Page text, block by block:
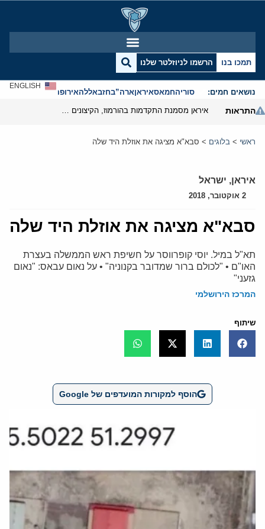
תמכו בנו הרשמו לניוזלטר שלנו
נושאים חמים: סוריהחמאסאיראןארה”בחזבאללהאירופהאנטישמיות
ENGLISH
התראות
ראשי > בלוגים > סבא"א מציגה את אוזלת היד שלה
איראן, ישראל
2 אוקטובר, 2018
סבא"א מציגה את אוזלת היד שלה
תא"ל במיל. יוסי קופרווסר על חשיפת ראש הממשלה בעצרת
האו"ם • "לכולם ברור שמדובר בקנוניה" • על נאום עבאס: "נאום
גזעני"
המרכז הירושלמי
שיתוף
הוסף למקורות המועדפים של Google